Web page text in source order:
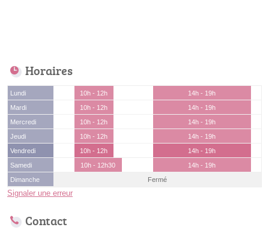
Horaires
Lundi 10h - 12h
14h - 19h
Mardi
10h - 12h
14h - 19h
Mercredi
10h - 12h
14h - 19h
Jeudi
10h - 12h
14h - 19h
Vendredi
10h - 12h
14h - 19h
Samedi
10h - 12h30
14h - 19h
Dimanche
Fermé
Signaler une erreur
Contact